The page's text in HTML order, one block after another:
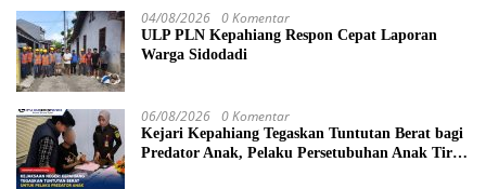
04/08/2026 0 Komentar
ULP PLN Kepahiang Respon Cepat Laporan
Warga Sidodadi
06/08/2026 0 Komentar
Kejari Kepahiang Tegaskan Tuntutan Berat bagi
Predator Anak, Pelaku Persetubuhan Anak Tiri